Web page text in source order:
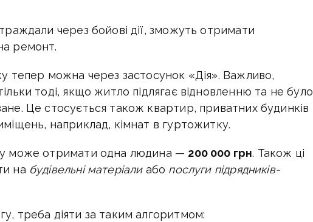
через бойові дії, зможуть отримати
ремонт.
тепер можна через застосунок «Дія». Важливо,
тоді, якщо житло підлягає відновленню та не було
Це стосується також квартир, приватних будинків
наприклад, кімнат в гуртожитку.
може отримати одна людина — 200 000 грн. Також ці
на будівельні матеріалиабо послуги підрядників-
треба діяти за таким алгоритмом: